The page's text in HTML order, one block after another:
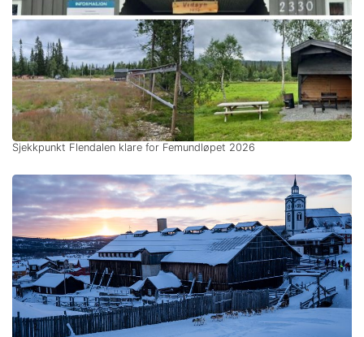
Sjekkpunkt Flendalen klare for Femundløpet 2026